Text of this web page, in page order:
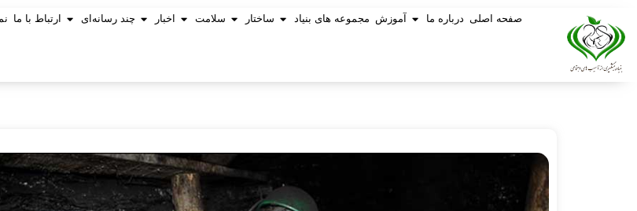
صفحه اصلی درباره ما آموزش مجموعه های بنیاد ساختار سلامت اخبار چند رسانه‌ای ارتباط با ما